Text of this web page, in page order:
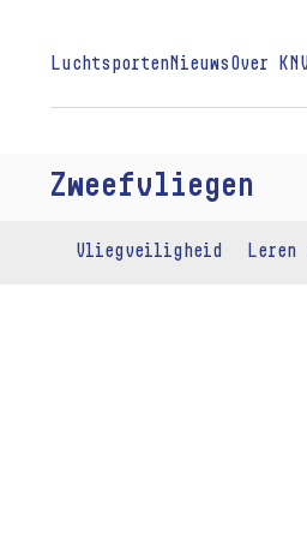
Luchtsporten Nieuws Over
Zweefvliegen
Vliegveiligheid Leren